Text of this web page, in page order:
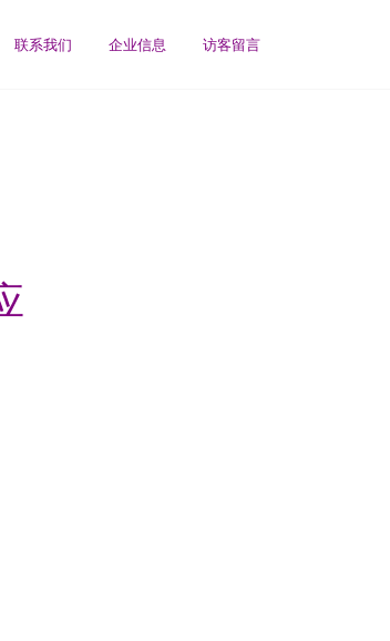
联系我们 企业信息 访客留言